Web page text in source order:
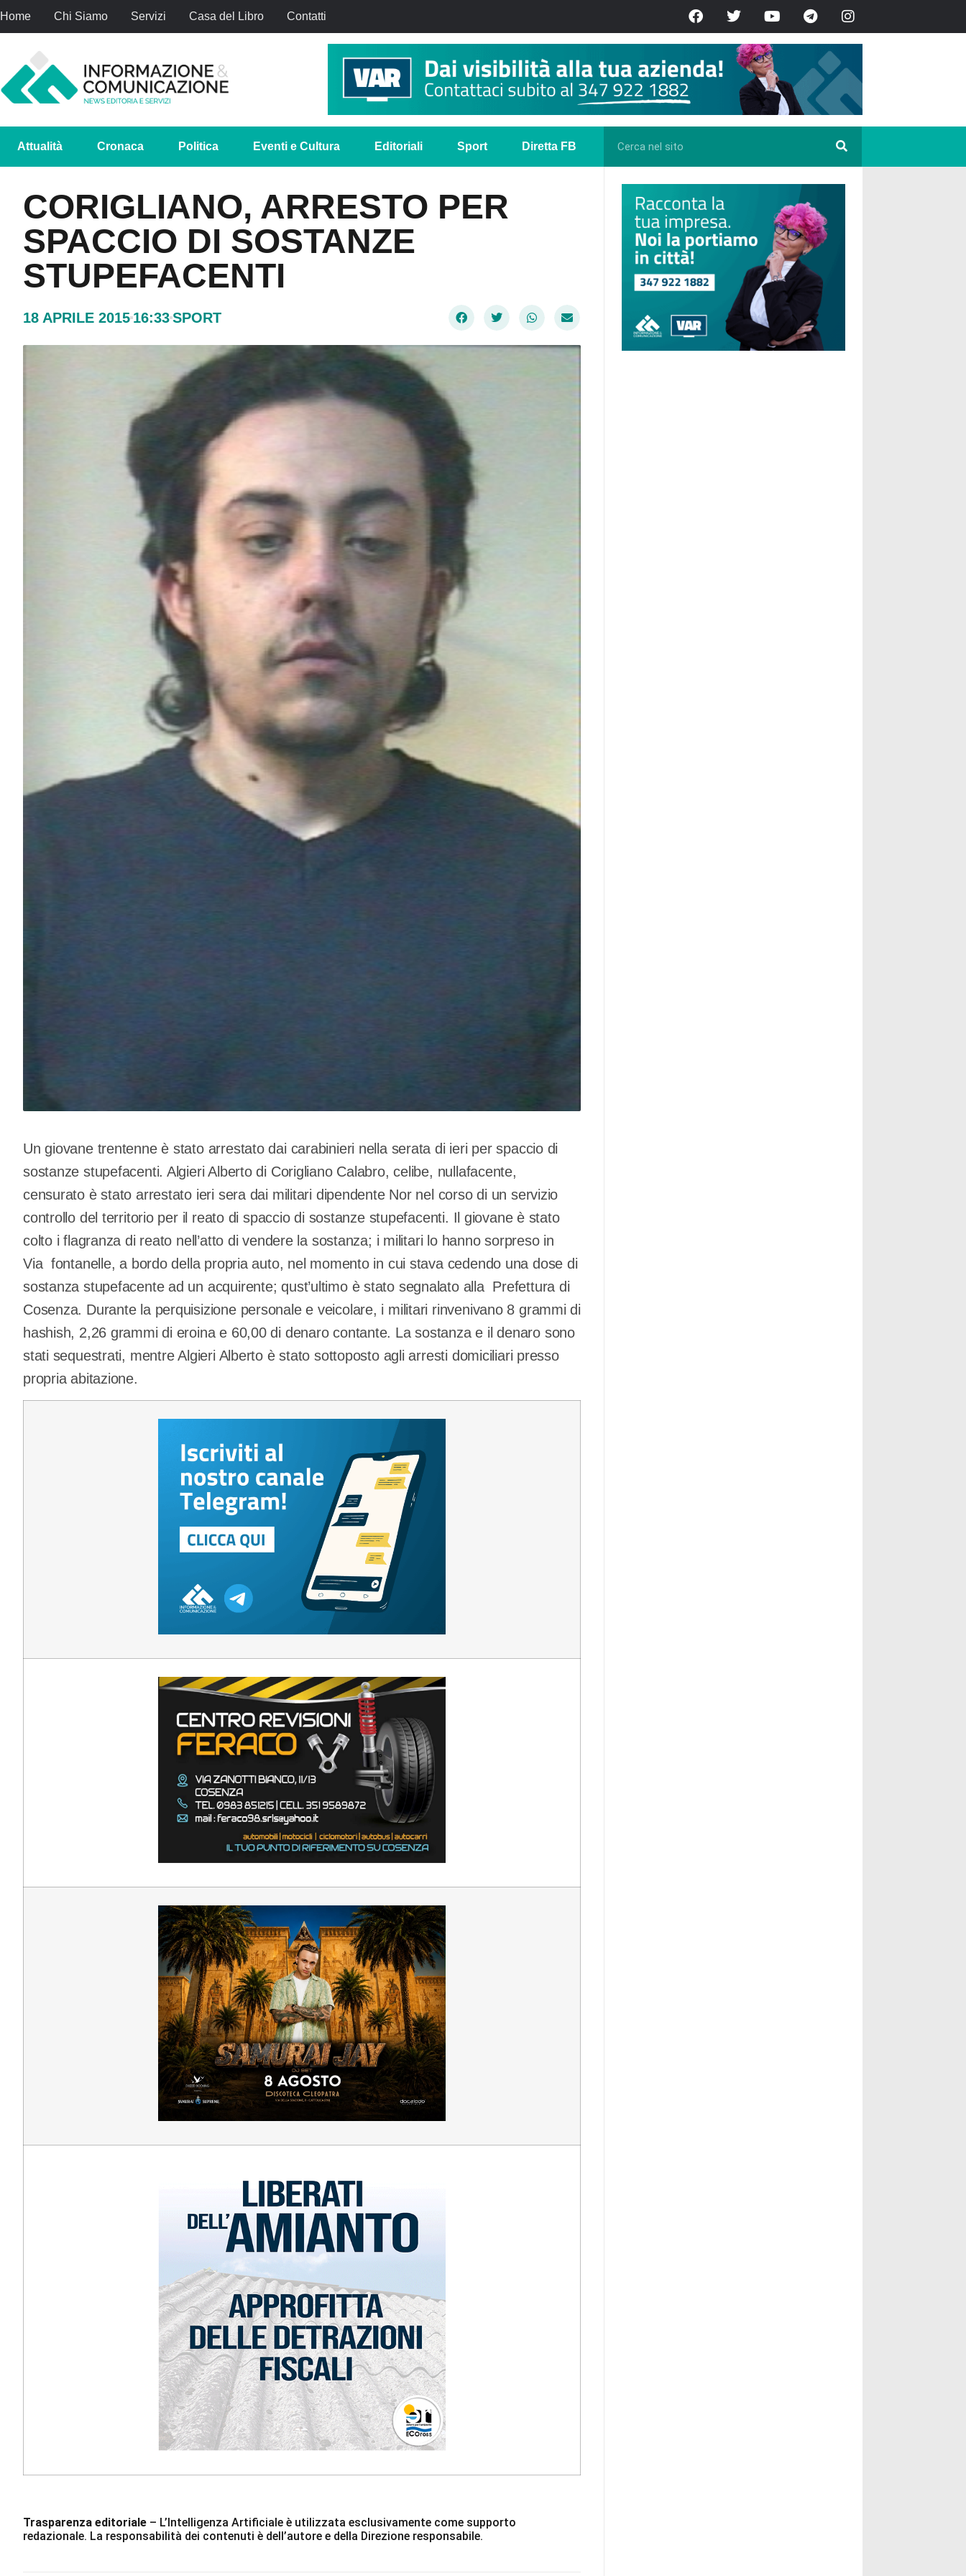
Home Chi Siamo Servizi Casa del Libro Contatti
Attualità Cronaca Politica Eventi e Cultura Editoriali Sport Diretta FB
CORIGLIANO, ARRESTO PER
SPACCIO DI SOSTANZE
STUPEFACENTI
18 APRILE 2015 16:33SPORT
Un giovane trentenne è stato arrestato dai carabinieri nella serata di ieri per spaccio di
sostanze stupefacenti. Algieri Alberto di Corigliano Calabro, celibe, nullafacente,
censurato è stato arrestato ieri sera dai militari dipendente Nor nel corso di un servizio
controllo del territorio per il reato di spaccio di sostanze stupefacenti. Il giovane è stato
colto i flagranza di reato nell’atto di vendere la sostanza; i militari lo hanno sorpreso in
Via fontanelle, a bordo della propria auto, nel momento in cui stava cedendo una dose di
sostanza stupefacente ad un acquirente; qust’ultimo è stato segnalato alla Prefettura di
Cosenza. Durante la perquisizione personale e veicolare, i militari rinvenivano 8 grammi di
hashish, 2,26 grammi di eroina e 60,00 di denaro contante. La sostanza e il denaro sono
stati sequestrati, mentre Algieri Alberto è stato sottoposto agli arresti domiciliari presso
propria abitazione.
Trasparenza editoriale – L’Intelligenza Artificiale è utilizzata esclusivamente come supporto
redazionale. La responsabilità dei contenuti è dell’autore e della Direzione responsabile.